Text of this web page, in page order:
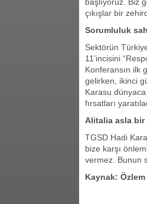
çıkışlar bir
Sorumluluk
Sektörün
11’incisini
Konferansın ilk
gelirken, ikinci
Karasu dünyaca
fırsatları
Alitalia asla bir
TGSD Hadi
bize karşı
vermez. Bunun
Kaynak: Özlem